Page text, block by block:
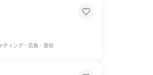
ティング・広告・宣伝